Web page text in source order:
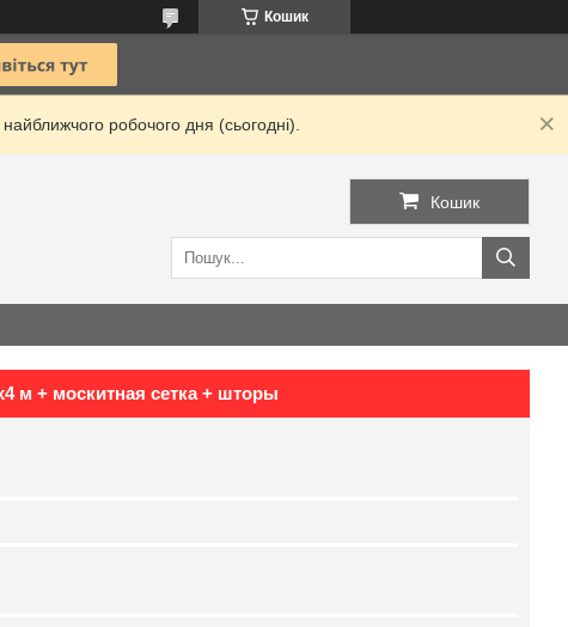
Кошик
робочого дня (сьогодні).
Кошик
м + москитная сетка + шторы